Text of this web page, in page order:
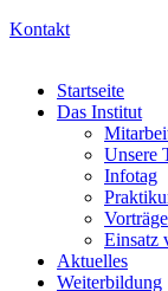
Kontakt
Startseite
Das Institut
Unsere
Infotag
Vorträge
Einsatz
Aktuelles
Weiterbildung